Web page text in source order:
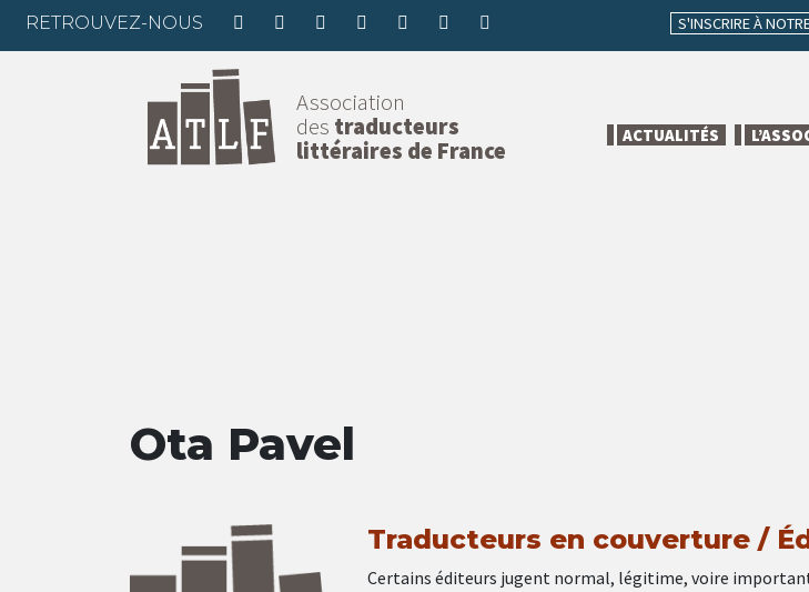
RETROUVEZ-NOUS S'INSCRIRE À
Association
des traducteurs
littéraires de France
ACTUALITÉS
Ota Pavel
Traducteurs en couverture /
Certains éditeurs jugent normal, légitime, voire